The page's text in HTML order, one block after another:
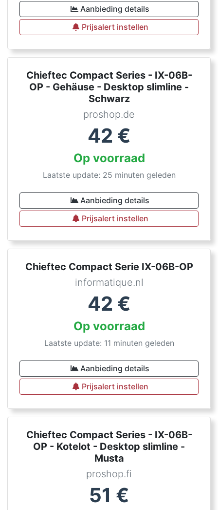
Aanbieding details
Prijsalert instellen
Chieftec Compact Series - IX-06B-
OP - Gehäuse - Desktop slimline -
Schwarz
proshop.de
42 €
Op voorraad
Laatste update: 25 minuten geleden
Aanbieding details
Prijsalert instellen
Chieftec Compact Serie IX-06B-OP
informatique.nl
42 €
Op voorraad
Laatste update: 11 minuten geleden
Aanbieding details
Prijsalert instellen
Chieftec Compact Series - IX-06B-
OP - Kotelot - Desktop slimline -
Musta
proshop.fi
51 €